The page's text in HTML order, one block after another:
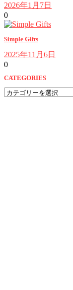
2026年1月7日
0
Simple Gifts
2025年11月6日
0
CATEGORIES
CATEGORIES